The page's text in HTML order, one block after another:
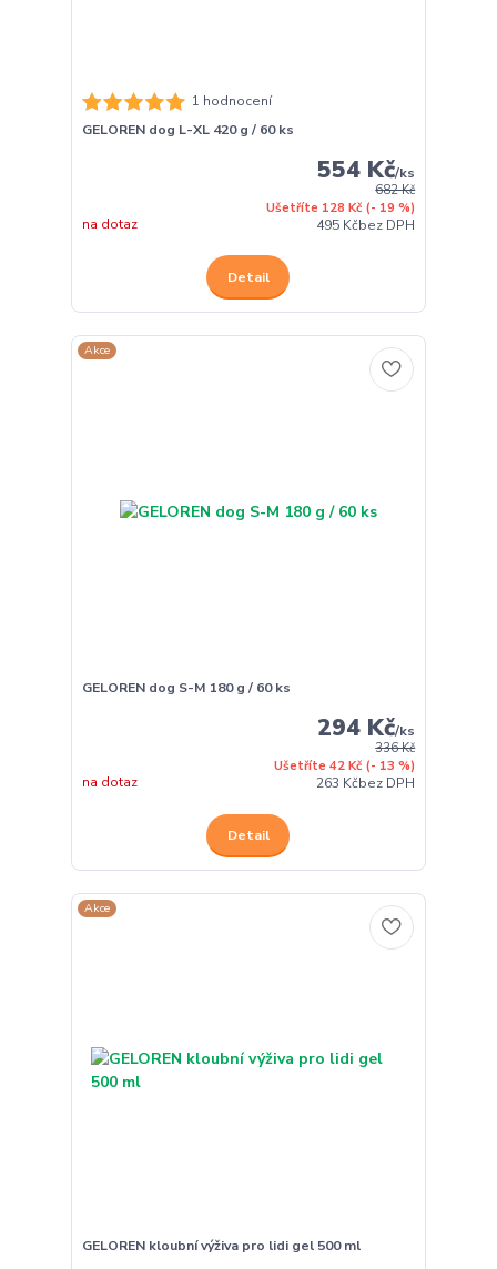
1 hodnocení
GELOREN dog L-XL 420 g / 60 ks
682 Kč
Ušetříte 128 Kč (- 19 %)
554 Kč/ks
495 Kčbez DPH
na dotaz
Detail
Akce
GELOREN dog S-M 180 g / 60 ks
336 Kč
Ušetříte 42 Kč (- 13 %)
294 Kč/ks
263 Kčbez DPH
na dotaz
Detail
Akce
GELOREN kloubní výživa pro lidi gel 500 ml